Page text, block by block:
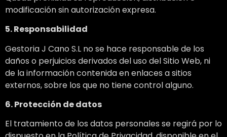
modificación sin autorización expresa.
5. Responsabilidad
Gestoria J Cano S.L no se hace responsable de los
daños o perjuicios derivados del uso del Sitio Web, ni
de la información contenida en enlaces a sitios
externos, sobre los que no tiene control alguno.
6. Protección de datos
El tratamiento de los datos personales se regirá por lo